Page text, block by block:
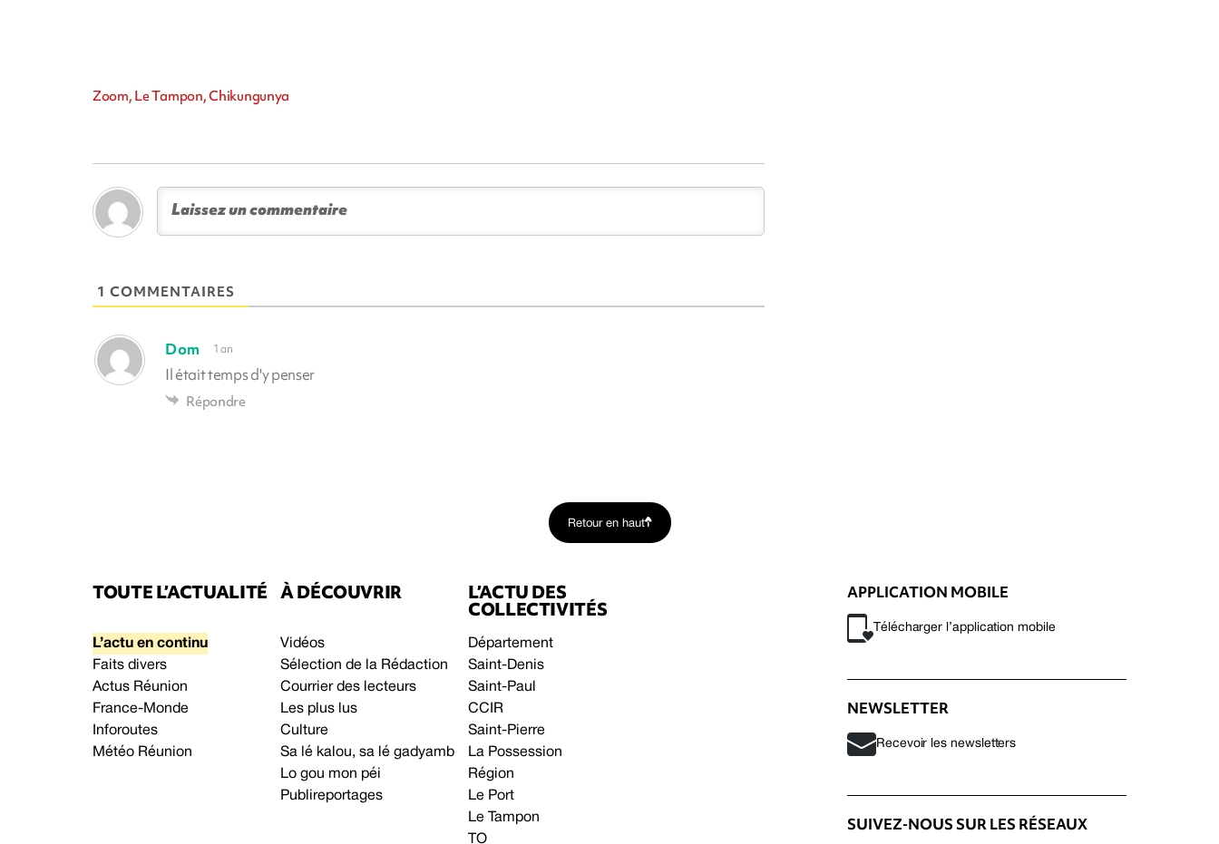
Zoom, Le Tampon, Chikungunya
1 COMMENTAIRES
Dom 1 an
Il était temps d'y penser
Répondre
Retour en haut
TOUTE L’ACTUALITÉ
L’actu en continu
Faits divers
Actus Réunion
France-Monde
Inforoutes
Météo Réunion
À DÉCOUVRIR
Vidéos
Sélection de la Rédaction
Courrier des lecteurs
Les plus lus
Culture
Sa lé kalou, sa lé gadyamb
Lo gou mon péi
Publireportages
L’ACTU DES
COLLECTIVITÉS
Département
Saint-Denis
Saint-Paul
CCIR
Saint-Pierre
La Possession
Région
Le Port
Le Tampon
TO
APPLICATION MOBILE
Télécharger l’application mobile
NEWSLETTER
Recevoir les newsletters
SUIVEZ-NOUS SUR LES RÉSEAUX